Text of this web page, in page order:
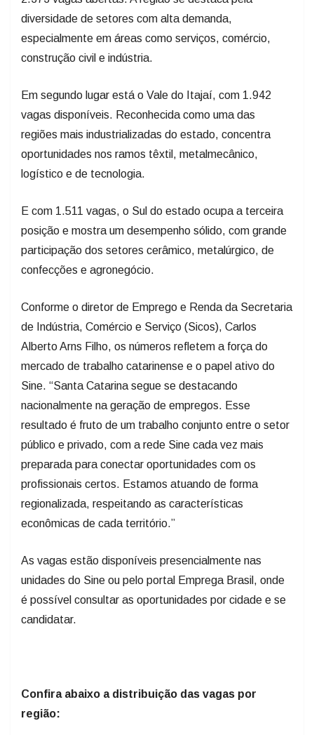
diversidade de setores com alta demanda,
especialmente em áreas como serviços, comércio,
construção civil e indústria.
Em segundo lugar está o Vale do Itajaí, com 1.942
vagas disponíveis. Reconhecida como uma das
regiões mais industrializadas do estado, concentra
oportunidades nos ramos têxtil, metalmecânico,
logístico e de tecnologia.
E com 1.511 vagas, o Sul do estado ocupa a terceira
posição e mostra um desempenho sólido, com grande
participação dos setores cerâmico, metalúrgico, de
confecções e agronegócio.
Conforme o diretor de Emprego e Renda da Secretaria
de Indústria, Comércio e Serviço (Sicos), Carlos
Alberto Arns Filho, os números refletem a força do
mercado de trabalho catarinense e o papel ativo do
Sine. “Santa Catarina segue se destacando
nacionalmente na geração de empregos. Esse
resultado é fruto de um trabalho conjunto entre o setor
público e privado, com a rede Sine cada vez mais
preparada para conectar oportunidades com os
profissionais certos. Estamos atuando de forma
regionalizada, respeitando as características
econômicas de cada território.”
As vagas estão disponíveis presencialmente nas
unidades do Sine ou pelo portal Emprega Brasil, onde
é possível consultar as oportunidades por cidade e se
candidatar.
Confira abaixo a distribuição das vagas por
região: